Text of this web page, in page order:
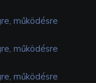
működésre
működésre
működésre